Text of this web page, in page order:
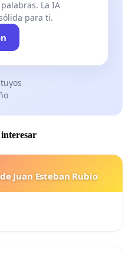
La IA
para ti.
Juan Esteban Rubio